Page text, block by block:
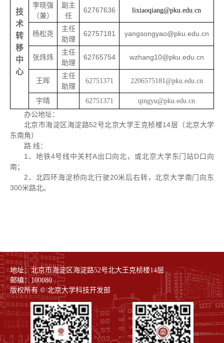
技
术
转
移
中
心
李晓强
（兼）
副主
任
62767636 lixiaoqiang@pku.edu.cn
杨松尧
主任
助理
62757181 yangsongyao@pku.edu.cn
张炜炜
主任
助理
62765754 wzhang10@pku.edu.cn
王晖
主任
助理
62751371 2206575181@pku.edu.cn
宇晴 62751371 qingyu@pku.edu.cn
办公地址：
北京市海淀区海淀路52号北京大学王克桢楼14层（北京大学
东南角）
路 线：
1、地铁4号线中关村A出口向北，或北京大学东门站D口向
南；
2、北四环海淀桥向北行驶20米后右转，北京大学南门向东
300米路北。
地址：北京市海淀区海淀路52号北大王克桢楼14层
邮编：100080
版权所有 © 北京大学科技开发部